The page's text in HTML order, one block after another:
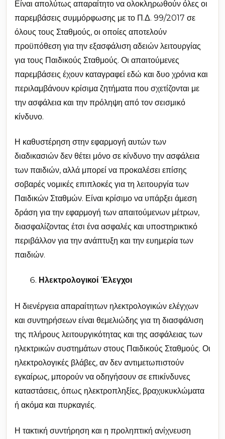
Είναι απολύτως απαραίτητο να ολοκληρωθούν όλες οι
παρεμβάσεις συμμόρφωσης με το Π.Δ. 99/2017 σε
όλους τους Σταθμούς, οι οποίες αποτελούν
προϋπόθεση για την εξασφάλιση αδειών λειτουργίας
για τους Παιδικούς Σταθμούς. Οι απαιτούμενες
παρεμβάσεις έχουν καταγραφεί εδώ και δυο χρόνια και
περιλαμβάνουν κρίσιμα ζητήματα που σχετίζονται με
την ασφάλεια και την πρόληψη από τον σεισμικό
κίνδυνο.
Η καθυστέρηση στην εφαρμογή αυτών των
διαδικασιών δεν θέτει μόνο σε κίνδυνο την ασφάλεια
των παιδιών, αλλά μπορεί να προκαλέσει επίσης
σοβαρές νομικές επιπλοκές για τη λειτουργία των
Παιδικών Σταθμών. Είναι κρίσιμο να υπάρξει άμεση
δράση για την εφαρμογή των απαιτούμενων μέτρων,
διασφαλίζοντας έτσι ένα ασφαλές και υποστηρικτικό
περιβάλλον για την ανάπτυξη και την ευημερία των
παιδιών.
Ηλεκτρολογικοί Έλεγχοι
Η διενέργεια απαραίτητων ηλεκτρολογικών ελέγχων
και συντηρήσεων είναι θεμελιώδης για τη διασφάλιση
της πλήρους λειτουργικότητας και της ασφάλειας των
ηλεκτρικών συστημάτων στους Παιδικούς Σταθμούς. Οι
ηλεκτρολογικές βλάβες, αν δεν αντιμετωπιστούν
εγκαίρως, μπορούν να οδηγήσουν σε επικίνδυνες
καταστάσεις, όπως ηλεκτροπληξίες, βραχυκυκλώματα
ή ακόμα και πυρκαγιές.
Η τακτική συντήρηση και η προληπτική ανίχνευση